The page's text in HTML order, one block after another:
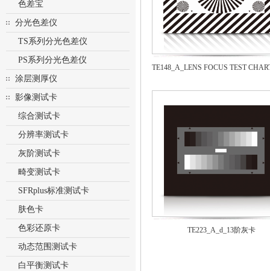
色差宝
分光色差仪
TS系列分光色差仪
PS系列分光色差仪
涂层测厚仪
影像测试卡
综合测试卡
分辨率测试卡
灰阶测试卡
畸变测试卡
SFRplus标准测试卡
肤色卡
色彩还原卡
动态范围测试卡
白平衡测试卡
TE223_A_d_13阶灰卡